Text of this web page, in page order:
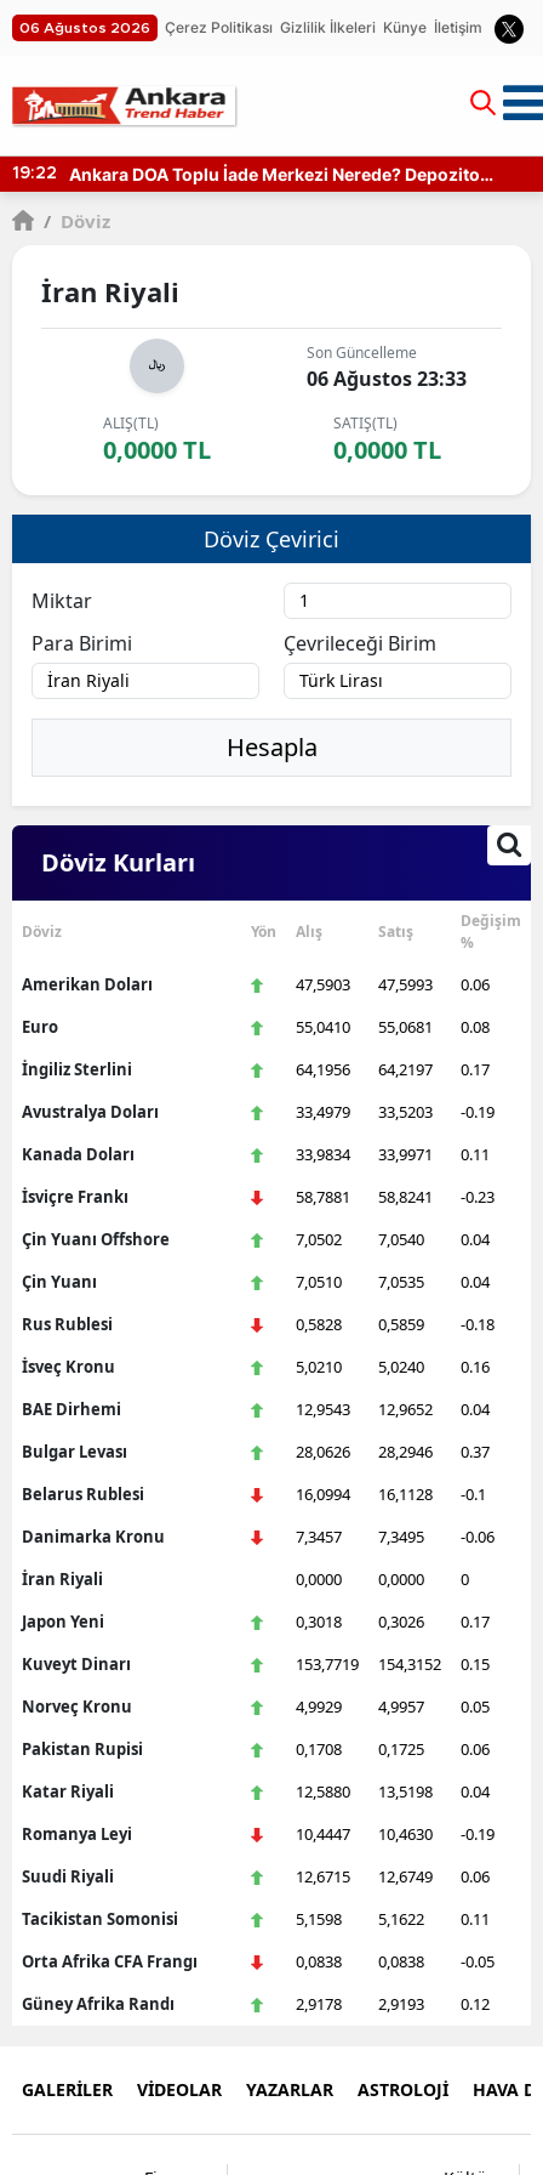
06 Ağustos 2026 Çerez Politikası Gizlilik İlkeleri Künye İletişim
19:22
Ankara DOA Toplu İade Merkezi Nerede? Depozito
/ Döviz
İran Riyali
Son Güncelleme
06 Ağustos 23:33
ALIŞ(TL)
0,0000 TL
SATIŞ(TL)
0,0000 TL
Döviz Çevirici
Miktar
Para Birimi
Çevrileceği Birim
Hesapla
Döviz Kurları
Döviz Yön Alış Satış
Değişim
%
Amerikan Doları 47,5903 47,5993
0.06
Euro
55,0410 55,0681
0.08
İngiliz Sterlini
64,1956 64,2197
0.17
Avustralya Doları
33,4979 33,5203
-0.19
Kanada Doları
33,9834 33,9971
0.11
İsviçre Frankı
58,7881 58,8241
-0.23
Çin Yuanı Offshore
7,0502 7,0540
0.04
Çin Yuanı
7,0510 7,0535
0.04
Rus Rublesi
0,5828 0,5859
-0.18
İsveç Kronu
5,0210 5,0240
0.16
BAE Dirhemi
12,9543 12,9652
0.04
Bulgar Levası
28,0626 28,2946
0.37
Belarus Rublesi
16,0994 16,1128
-0.1
Danimarka Kronu
7,3457 7,3495
-0.06
İran Riyali
0,0000 0,0000
0
Japon Yeni
0,3018 0,3026
0.17
Kuveyt Dinarı
153,7719 154,3152
0.15
Norveç Kronu
4,9929 4,9957
0.05
Pakistan Rupisi
0,1708 0,1725
0.06
Katar Riyali
12,5880 13,5198
0.04
Romanya Leyi
10,4447 10,4630
-0.19
Suudi Riyali
12,6715 12,6749
0.06
Tacikistan Somonisi
5,1598 5,1622
0.11
Orta Afrika CFA Frangı
0,0838 0,0838
-0.05
Güney Afrika Randı
2,9178 2,9193 0.12
GALERİLER VİDEOLAR YAZARLAR ASTROLOJİ HAVA